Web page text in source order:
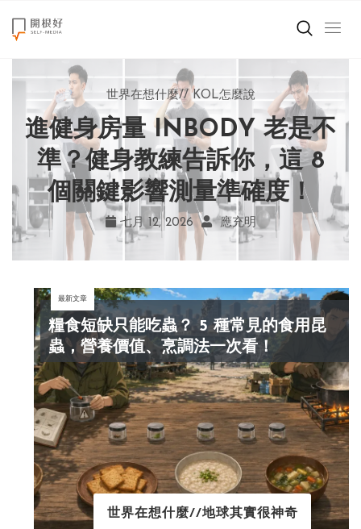
來點正能量
世界在想什麼
創造美好生活
小孩不是噩夢
職場商業經濟
影片專區
關於我們
世界在想什麼//地球村發生的事
AI 複製吉卜力畫風引爭議！
宮崎駿用七年證明：人腦創
作仍無可取代
七月 19, 2026 菲利浦．科特勒
來點正能量//與自己和解
別讓過去的榮耀嘲笑現在！
學會捨棄獎盃，活出當下的
真實幸福
七月 17, 2026 亞瑟．布魯克斯
來點正能量//女力至上
改變不用驚天動地！《米娜
家的星期六》看小女孩如何
勇敢跨出第一步
七月 22, 2026 不正田心
世界在想什麼//KOL怎麼說
進健身房量 INBODY 老是不
準？健身教練告訴你，這 8
個關鍵影響測量準確度！
七月 12, 2026 應充明
糧食短缺只能吃蟲？ 5 種常見的食用昆
蟲，營養價值、烹調法一次看！
最新文章
世界在想什麼//地球其實很神奇